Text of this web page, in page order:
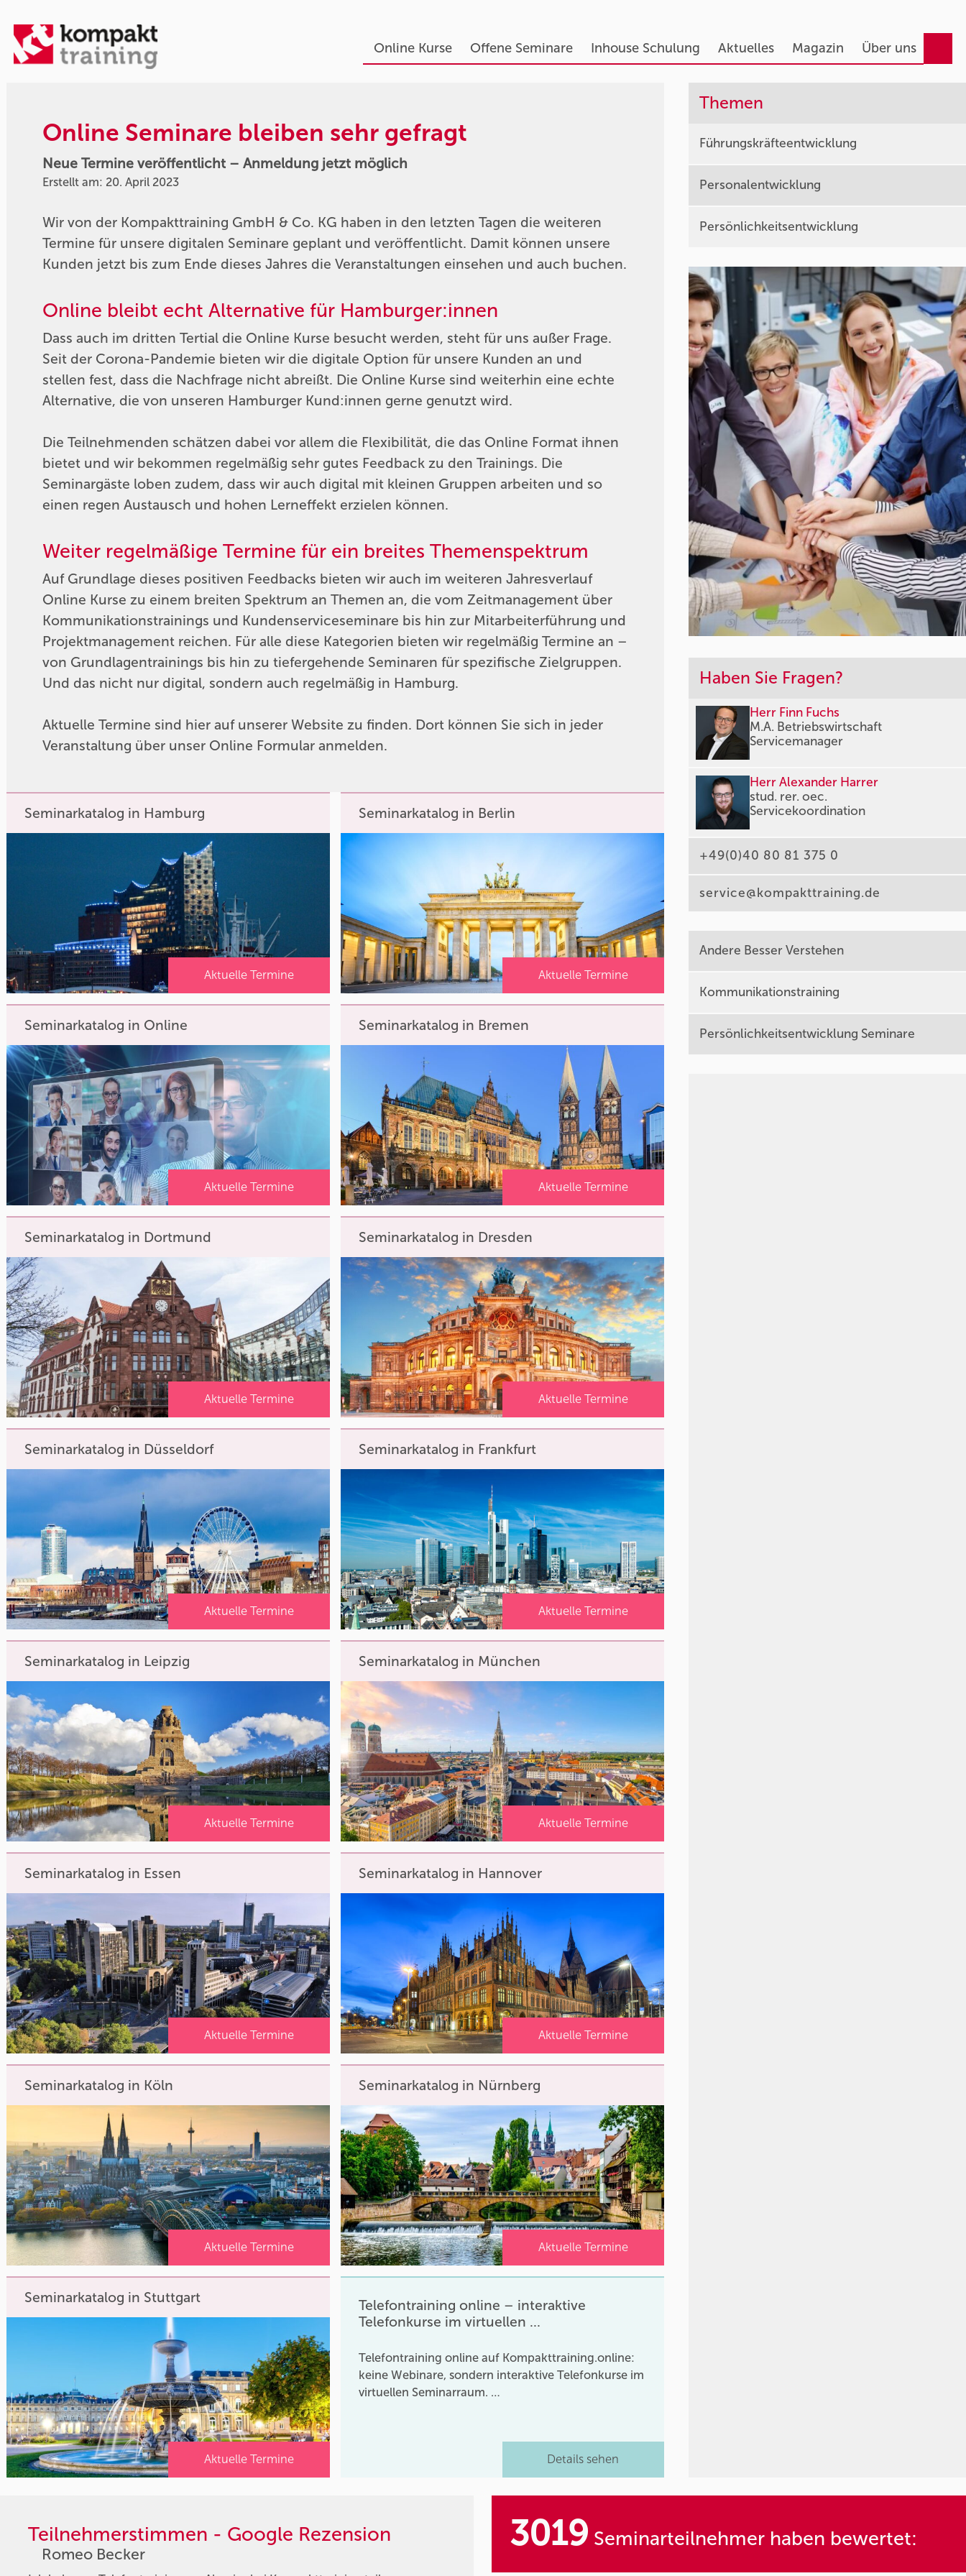
Online Kurse Offene Seminare Inhouse Schulung Aktuelles Magazin Über uns
Online Seminare bleiben sehr gefragt
Neue Termine veröffentlicht – Anmeldung jetzt möglich
Erstellt am: 20. April 2023
Wir von der Kompakttraining GmbH & Co. KG haben in den letzten Tagen die weiteren
Termine für unsere digitalen Seminare geplant und veröffentlicht. Damit können unsere
Kunden jetzt bis zum Ende dieses Jahres die Veranstaltungen einsehen und auch buchen.
Online bleibt echt Alternative für Hamburger:innen
Dass auch im dritten Tertial die Online Kurse besucht werden, steht für uns außer Frage.
Seit der Corona-Pandemie bieten wir die digitale Option für unsere Kunden an und
stellen fest, dass die Nachfrage nicht abreißt. Die Online Kurse sind weiterhin eine echte
Alternative, die von unseren Hamburger Kund:innen gerne genutzt wird.
Die Teilnehmenden schätzen dabei vor allem die Flexibilität, die das Online Format ihnen
bietet und wir bekommen regelmäßig sehr gutes Feedback zu den Trainings. Die
Seminargäste loben zudem, dass wir auch digital mit kleinen Gruppen arbeiten und so
einen regen Austausch und hohen Lerneffekt erzielen können.
Weiter regelmäßige Termine für ein breites Themenspektrum
Auf Grundlage dieses positiven Feedbacks bieten wir auch im weiteren Jahresverlauf
Online Kurse zu einem breiten Spektrum an Themen an, die vom Zeitmanagement über
Kommunikationstrainings und Kundenserviceseminare bis hin zur Mitarbeiterführung und
Projektmanagement reichen. Für alle diese Kategorien bieten wir regelmäßig Termine an –
von Grundlagentrainings bis hin zu tiefergehende Seminaren für spezifische Zielgruppen.
Und das nicht nur digital, sondern auch regelmäßig in Hamburg.
Aktuelle Termine sind hier auf unserer Website zu finden. Dort können Sie sich in jeder
Veranstaltung über unser Online Formular anmelden.
Seminarkatalog in Hamburg
Aktuelle Termine
Seminarkatalog in Berlin
Aktuelle Termine
Seminarkatalog in Online
Aktuelle Termine
Seminarkatalog in Bremen
Aktuelle Termine
Seminarkatalog in Dortmund
Aktuelle Termine
Seminarkatalog in Dresden
Aktuelle Termine
Seminarkatalog in Düsseldorf
Aktuelle Termine
Seminarkatalog in Frankfurt
Aktuelle Termine
Seminarkatalog in Leipzig
Aktuelle Termine
Seminarkatalog in München
Aktuelle Termine
Seminarkatalog in Essen
Aktuelle Termine
Seminarkatalog in Hannover
Aktuelle Termine
Seminarkatalog in Köln
Aktuelle Termine
Seminarkatalog in Nürnberg
Aktuelle Termine
Seminarkatalog in Stuttgart
Aktuelle Termine
Telefontraining online – interaktive
Telefonkurse im virtuellen …
Telefontraining online auf Kompakttraining.online:
keine Webinare, sondern interaktive Telefonkurse im
virtuellen Seminarraum. …
Details sehen
Themen
Führungskräfteentwicklung
Personalentwicklung
Persönlichkeitsentwicklung
Haben Sie Fragen?
Herr Finn Fuchs
M.A. Betriebswirtschaft
Servicemanager
Herr Alexander Harrer
stud. rer. oec.
Servicekoordination
+49(0)40 80 81 375 0
service@kompakttraining.de
Andere Besser Verstehen
Kommunikationstraining
Persönlichkeitsentwicklung Seminare
Teilnehmerstimmen - Google Rezension
Romeo Becker
3019 Seminarteilnehmer haben bewertet: